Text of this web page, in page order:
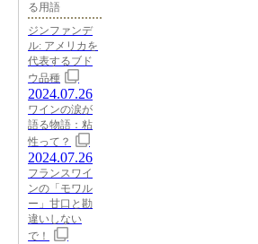
る用語
ジンファンデ
ル: アメリカを
代表するブド
ウ品種
2024.07.26
ワインの涙が
語る物語：粘
性って？
2024.07.26
フランスワイ
ンの「モワル
ー」甘口と勘
違いしない
で！